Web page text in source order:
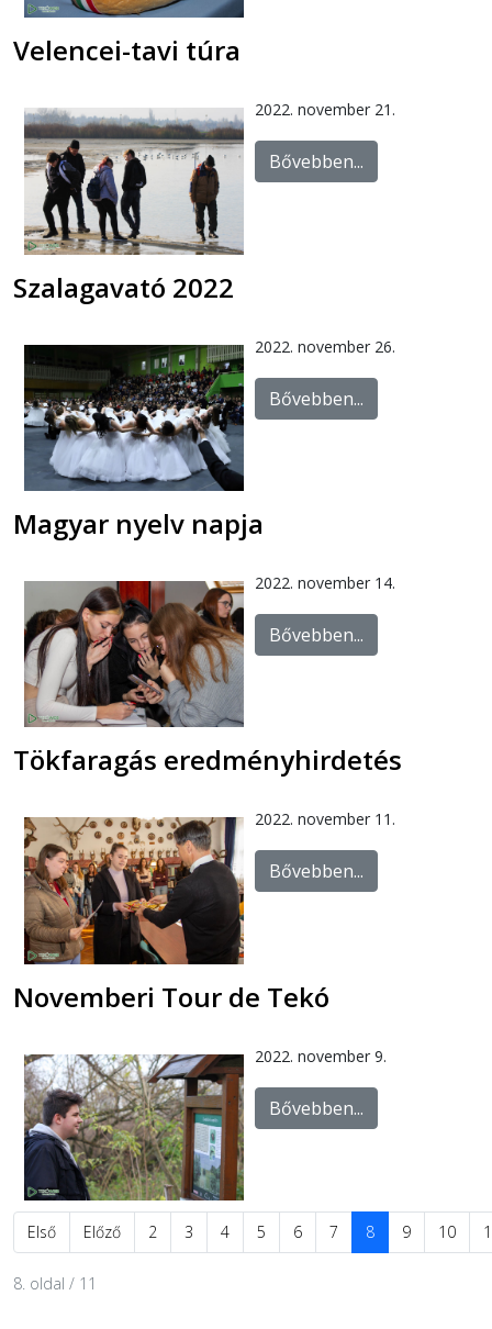
Velencei-tavi túra
2022. november 21.
Bővebben...
Szalagavató 2022
2022. november 26.
Bővebben...
Magyar nyelv napja
2022. november 14.
Bővebben...
Tökfaragás eredményhirdetés
2022. november 11.
Bővebben...
Novemberi Tour de Tekó
2022. november 9.
Bővebben...
Első Előző 2 3 4 5 6 7 8 9 10
8. oldal / 11